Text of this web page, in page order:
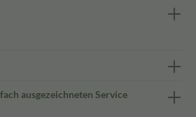
ausgezeichneten Service